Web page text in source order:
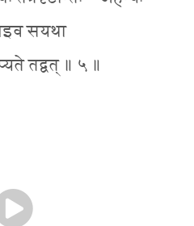
सयथा
तद्वत् ॥ ५ ॥